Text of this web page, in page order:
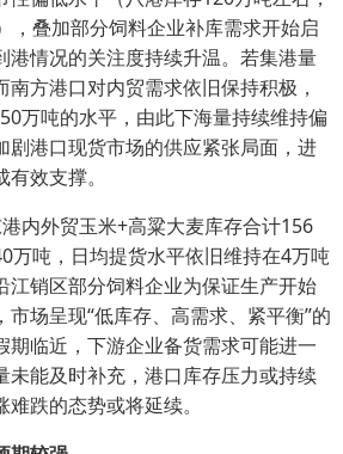
，叠加部分饲料企业补库需求开始启
港情况的关注度持续升温。若集港量
方港口对内贸需求依旧保持积极，
万吨的水平，由此下海量持续维持偏
剧港口现货市场的供应紧张局面，进
效支撑。
外贸玉米+高粱大麦库存合计156
万吨，日均提货水平依旧维持在4万吨
江销区部分饲料企业为保证生产开始
场呈现“低库存、高需求、紧平衡”的
期临近，下游企业备货需求可能进一
未能及时补充，港口库存压力或持续
跌的态势或将延续。